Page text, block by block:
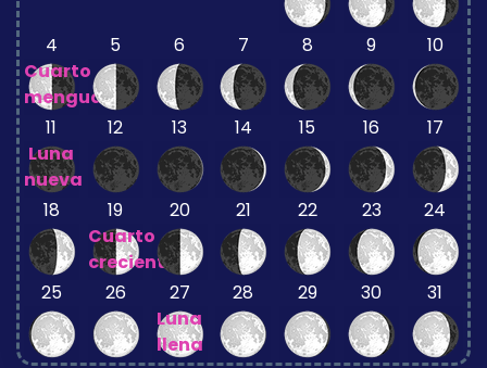
4
Cuarto
menguante
5 6 7 8 9 10
11
Luna
nueva
12 13 14 15 16 17
18
19
Cuarto
creciente
20 21 22 23 24
25 26
27
Luna
llena
28 29 30 31